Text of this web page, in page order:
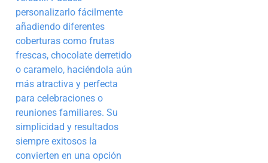
personalizarlo fácilmente
añadiendo diferentes
coberturas como frutas
frescas, chocolate derretido
o caramelo, haciéndola aún
más atractiva y perfecta
para celebraciones o
reuniones familiares. Su
simplicidad y resultados
siempre exitosos la
convierten en una opción